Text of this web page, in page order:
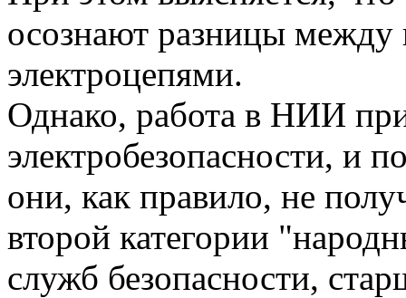
осознают разницы
электроцепями.
Однако, работа в НИИ
электробезопасности, и
они, как правило, не
второй категории
служб безопасности,